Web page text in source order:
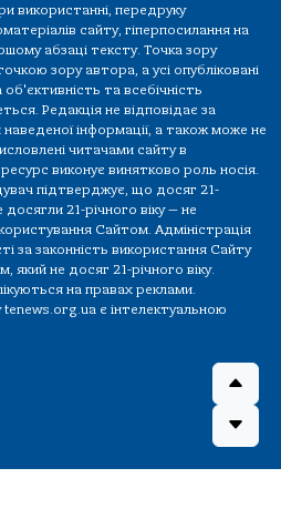
використанні, передруку
сайту, гіперпосилання на
абзаці тексту. Точка зору
зору автора, а усі опубліковані
та всебічність
Редакція не відповідає за
інформації, а також може не
читачами сайту в
виконує винятково роль носія.
підтверджує, що досяг 21-
досягли 21-річного віку — не
Сайтом. Адміністрація
за законність використання Сайту
який не досяг 21-річного віку.
на правах реклами.
tenews.org.ua є інтелектуальною